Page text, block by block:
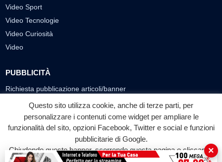
Video Sport
Video Tecnologie
Video Curiosità
Video
PUBBLICITÀ
Richiesta pubblicazione articoli/banner
SEGUICI SUI SOCIAL
f
Facebook
◎ ▶
YouTube
Questo sito utilizza cookie, anche di terze parti, per
personalizzare i contenuti come widget per ampliare le
funzionalità del sito, opzioni Facebook, Twitter e social e funzioni
pubblicitarie di Google.
Chiudendo questo banner, scorrendo questa pagina o cliccando
×